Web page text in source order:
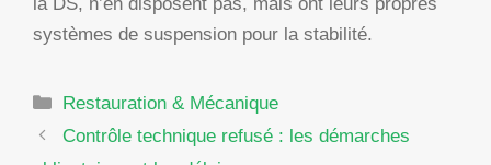
systèmes de suspension pour la stabilité.
Catégories
Restauration & Mécanique
Contrôle technique refusé : les démarches